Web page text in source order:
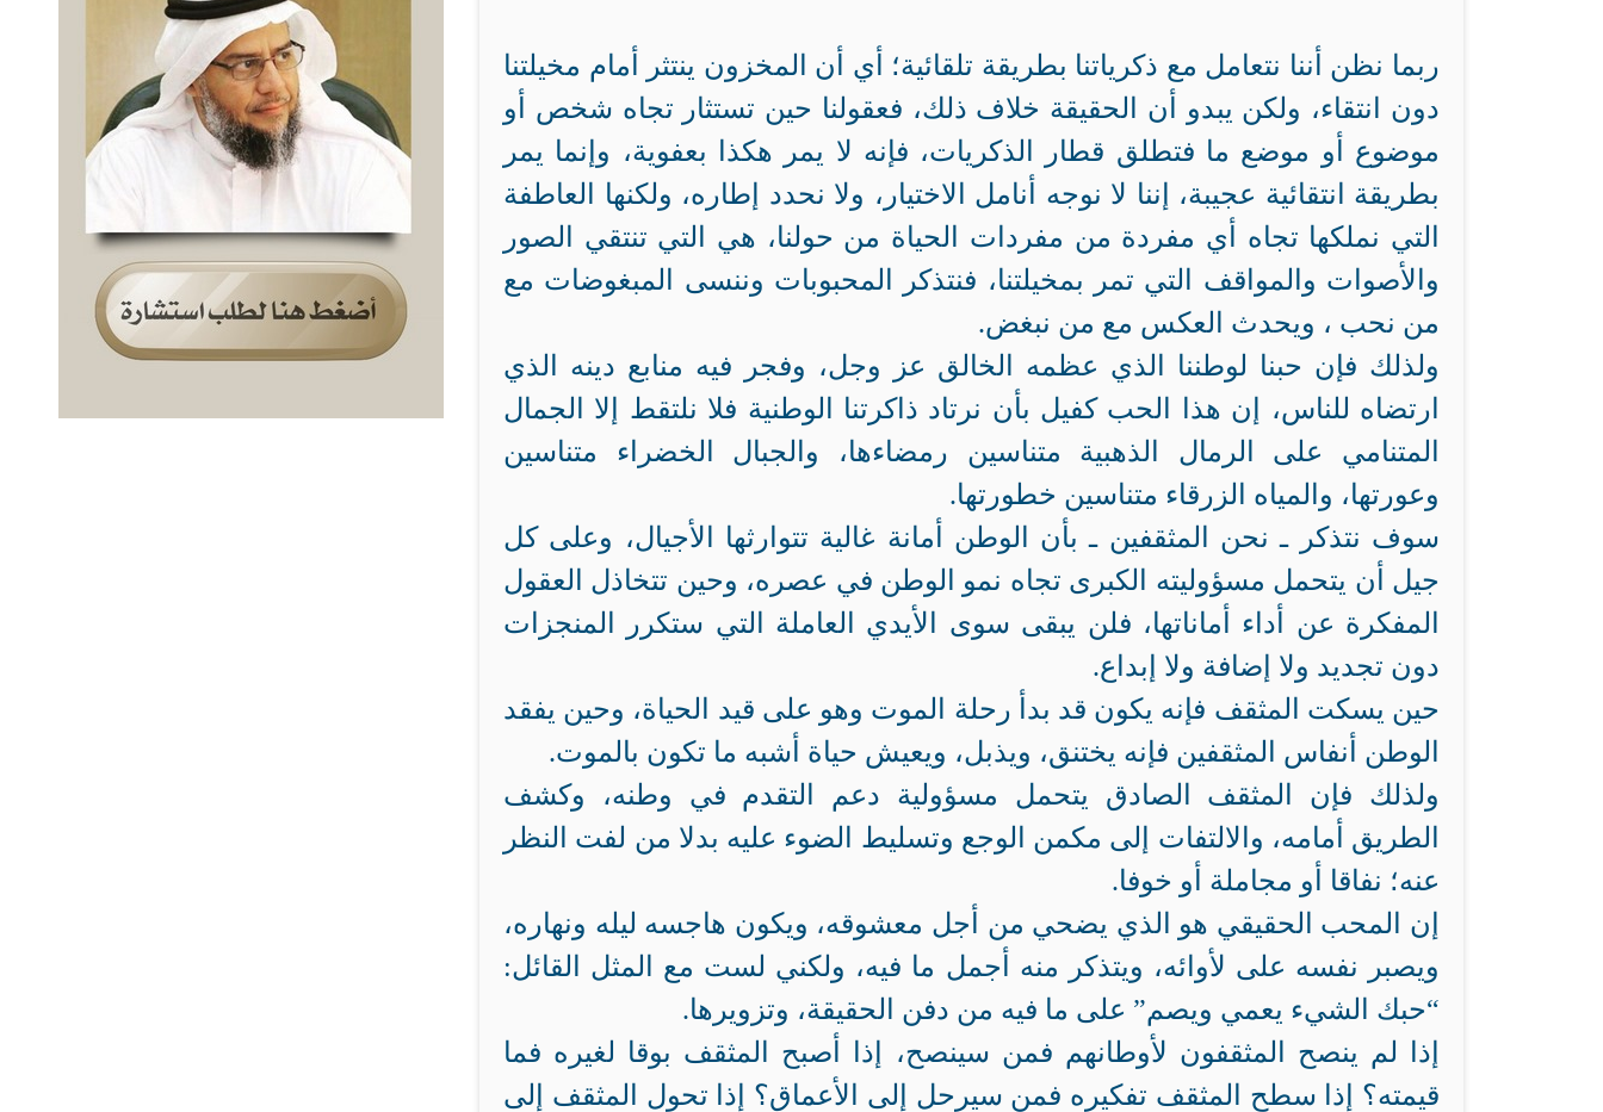
ربما نظن أننا نتعامل مع ذكرياتنا بطريقة تلقائية؛ أي أن المخزون ينتثر أمام مخيلتنا
دون انتقاء، ولكن يبدو أن الحقيقة خلاف ذلك، فعقولنا حين تستثار تجاه شخص أو
موضوع أو موضع ما فتطلق قطار الذكريات، فإنه لا يمر هكذا بعفوية، وإنما يمر
بطريقة انتقائية عجيبة، إننا لا نوجه أنامل الاختيار، ولا نحدد إطاره، ولكنها العاطفة
التي نملكها تجاه أي مفردة من مفردات الحياة من حولنا، هي التي تنتقي الصور
والأصوات والمواقف التي تمر بمخيلتنا، فنتذكر المحبوبات وننسى المبغوضات مع
من نحب ، ويحدث العكس مع من نبغض.
ولذلك فإن حبنا لوطننا الذي عظمه الخالق عز وجل، وفجر فيه منابع دينه الذي
ارتضاه للناس، إن هذا الحب كفيل بأن نرتاد ذاكرتنا الوطنية فلا نلتقط إلا الجمال
المتنامي على الرمال الذهبية متناسين رمضاءها، والجبال الخضراء متناسين
وعورتها، والمياه الزرقاء متناسين خطورتها.
سوف نتذكر ـ نحن المثقفين ـ بأن الوطن أمانة غالية تتوارثها الأجيال، وعلى كل
جيل أن يتحمل مسؤوليته الكبرى تجاه نمو الوطن في عصره، وحين تتخاذل العقول
المفكرة عن أداء أماناتها، فلن يبقى سوى الأيدي العاملة التي ستكرر المنجزات
دون تجديد ولا إضافة ولا إبداع.
حين يسكت المثقف فإنه يكون قد بدأ رحلة الموت وهو على قيد الحياة، وحين يفقد
الوطن أنفاس المثقفين فإنه يختنق، ويذبل، ويعيش حياة أشبه ما تكون بالموت.
ولذلك فإن المثقف الصادق يتحمل مسؤولية دعم التقدم في وطنه، وكشف
الطريق أمامه، والالتفات إلى مكمن الوجع وتسليط الضوء عليه بدلا من لفت النظر
عنه؛ نفاقا أو مجاملة أو خوفا.
إن المحب الحقيقي هو الذي يضحي من أجل معشوقه، ويكون هاجسه ليله ونهاره،
ويصبر نفسه على لأوائه، ويتذكر منه أجمل ما فيه، ولكني لست مع المثل القائل:
“حبك الشيء يعمي ويصم” على ما فيه من دفن الحقيقة، وتزويرها.
إذا لم ينصح المثقفون لأوطانهم فمن سينصح، إذا أصبح المثقف بوقا لغيره فما
قيمته؟ إذا سطح المثقف تفكيره فمن سيرحل إلى الأعماق؟ إذا تحول المثقف إلى